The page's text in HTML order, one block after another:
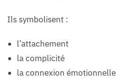
Ils symbolisent :
l’attachement
la complicité
la connexion émotionnelle